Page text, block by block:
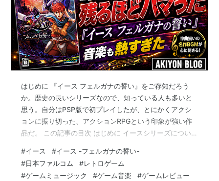
はじめに 『イース フェルガナの誓い』をご存知だろう
か。歴史の長いシリーズなので、知っている人も多いと
思う。自分はPSP版で初プレイしたが、とにかくアクシ
ョンに振り切った、アクションRPGという印象が強い作
品だ。 この記事の目次 はじめに イースシリーズについ
ついて 今ならどう遊ぶか まとめ イースシリーズについ
て イースは元祖アクションRPGとも言われていて、当時
#イース #イース -フェルガナの誓い-
#日本ファルコム #レトロゲーム
#ゲームミュージック #ゲーム音楽 #ゲームレビュー